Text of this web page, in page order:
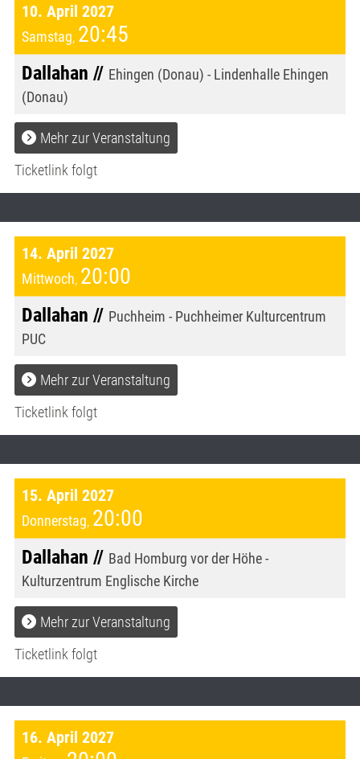
10. April 2027
Samstag, 20:45
Dallahan // Ehingen (Donau) - Lindenhalle Ehingen
(Donau)
Mehr zur Veranstaltung
Ticketlink folgt
14. April 2027
Mittwoch, 20:00
Dallahan // Puchheim - Puchheimer Kulturcentrum
PUC
Mehr zur Veranstaltung
Ticketlink folgt
15. April 2027
Donnerstag, 20:00
Dallahan // Bad Homburg vor der Höhe -
Kulturzentrum Englische Kirche
Mehr zur Veranstaltung
Ticketlink folgt
16. April 2027